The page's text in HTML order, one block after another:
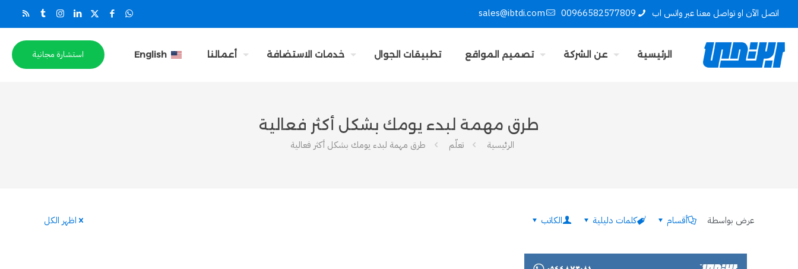
اتصل الآن او تواصل معنا عبر واتس اب 00966582577809
sales@ibtdi.com
الرئيسية عن الشركة تصميم المواقع تطبيقات الجوال خدمات الاستضافة أعمالنا English استشارة مجانية
طرق مهمة لبدء يومك بشكل أكثر فعالية
الرئيسية تعلّم طرق مهمة لبدء يومك بشكل أكثر فعالية
عرض بواسطة أقسام كلمات دليلية الكاتب اظهر الكل